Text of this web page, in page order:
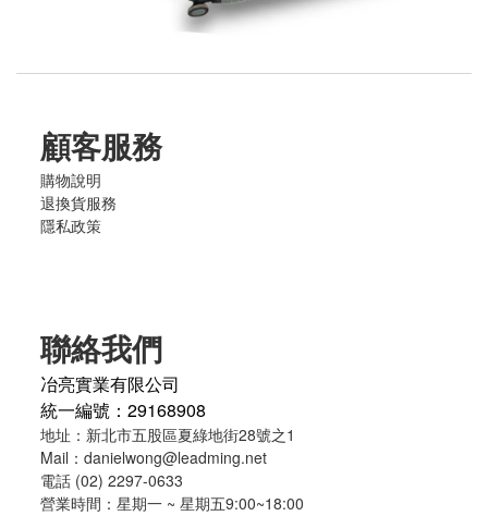
顧客服務
購物說明
退換貨服務
隱私政策
聯絡我們
冶亮實業有限公司
統一編號：29168908
地址：新北市五股區夏綠地街28號之1
Mail：danielwong@leadming.net
電話 (02) 2297-0633
營業時間：星期一 ~ 星期五9:00~18:00